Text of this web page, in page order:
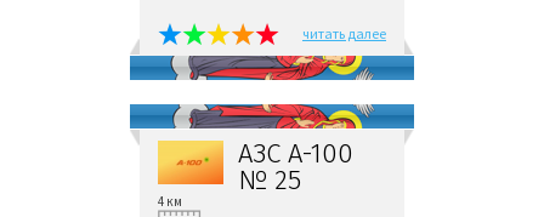
читать далее
АЗС А-100
№ 25
4 км